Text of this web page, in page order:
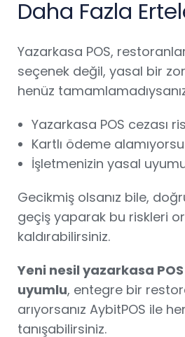
Daha Fazla
Yazarkasa POS,
seçenek değil, yasal bir
henüz
Yazarkasa POS cezası
Kartlı ödeme
İşletmenizin yasal
Gecikmiş olsanız bile,
geçiş yaparak bu riskleri
kaldırabilirsiniz.
Yeni nesil yazarkasa
uyumlu, entegre bir
arıyorsanız AybitPOS ile
tanışabilirsiniz.